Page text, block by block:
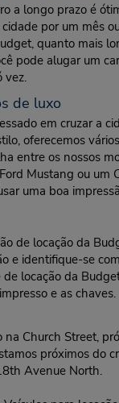
a longo prazo é
por um mês
quanto mais
pode alugar um
vez.
de luxo
em cruzar a
oferecemos
entre os nossos
Mustang ou um
uma boa
de locação da
e identifique-se
locação da
e as chaves.
na Church Street,
próximos do
Avenue North.